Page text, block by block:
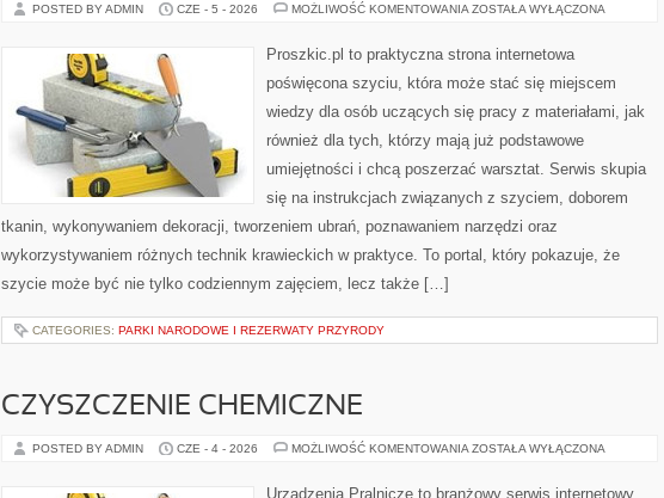
POSTED BY ADMIN CZE - 5 - 2026 MOŻLIWOŚĆ KOMENTOWANIA NAPRAWY
ZOSTAŁA WYŁĄCZONA
Proszkic.pl to praktyczna strona internetowa
poświęcona szyciu, która może stać się miejscem
wiedzy dla osób uczących się pracy z materiałami, jak
również dla tych, którzy mają już podstawowe
umiejętności i chcą poszerzać warsztat. Serwis skupia
się na instrukcjach związanych z szyciem, doborem
tkanin, wykonywaniem dekoracji, tworzeniem ubrań, poznawaniem narzędzi oraz
wykorzystywaniem różnych technik krawieckich w praktyce. To portal, który pokazuje, że
szycie może być nie tylko codziennym zajęciem, lecz także […]
CATEGORIES: PARKI NARODOWE I REZERWATY PRZYRODY
CZYSZCZENIE CHEMICZNE
POSTED BY ADMIN CZE - 4 - 2026 MOŻLIWOŚĆ KOMENTOWANIA CZYSZCZENIE
ZOSTAŁA WYŁĄCZONA
Urządzenia Pralnicze to branżowy serwis internetowy